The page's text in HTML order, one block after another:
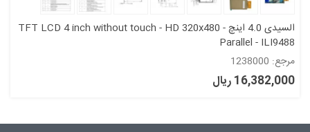
السیدی 4.0 اینچ TFT LCD 4 inch without touch - HD 320x480 -
Parallel - ILI9488
مرجع: 1238000
16,382,000 ریال